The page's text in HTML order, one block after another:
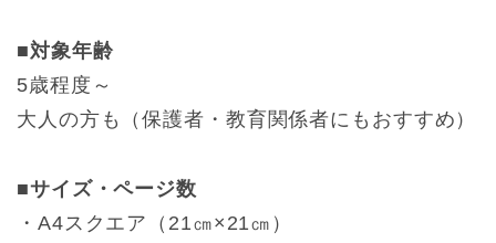
■対象年齢
5歳程度～
大人の方も（保護者・教育関係者にもおすすめ）
■サイズ・ページ数
・A4スクエア（21㎝×21㎝）